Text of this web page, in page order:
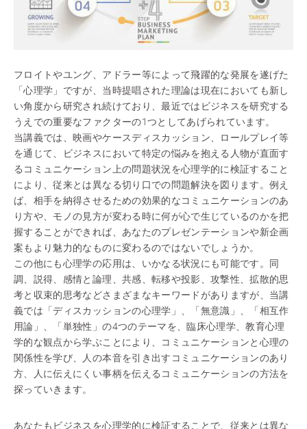
フロイトやユング、アドラー等によって飛躍的な発展を遂げた
「心理学」ですが、当時提唱された理論は現在においても新し
い角度から研究され続けており、最近ではビジネスを研究する
うえでの重要なファクターの1つとしてあげられています。
当講義では、映画やケースディスカッション、ロールプレイ等
を通じて、ビジネスにおいて特定の悩みを抱える人物が直面す
るコミュニケーション上の問題状況を心理学的に検証すること
により、従来とは異なる切り口での問題解決を図ります。例え
ば、相手を納得させるための効果的なコミュニケーションのあ
り方や、モノの見方が変わる時に何が心で生じているのかを把
握することができれば、あなたのプレゼンテーションや新企画
案もより魅力的なものに変わるのではないでしょうか。
この他にも心理学の応用は、いかなる状況にも可能です。同
調、説得、感情と論理、共感、転移や投影、攻撃性、拡散的思
考と収束的思考などさまざまなキーワードがありますが、当講
義では「ディスカッションの心理学」、「無意識」、「相互作
用論」、「単独性」の4つのテーマを、臨床心理学、教育心理
学的な観点から学ぶことにより、コミュニケーションと心理の
関係性を学び、人の本音を引き出すコミュニケーションのあり
方、人に伝えにくい事柄を伝えるコミュニケーションの方法を
探っていきます。
あなたもビジネスを心理学的に検証することで、従来とは異な